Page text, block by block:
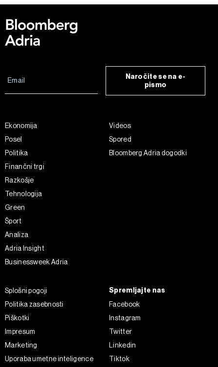
Naročite se na e-
pismo
Ekonomija
Posel
Politika
Finančni trgi
Razkošje
Tehnologija
Green
Šport
Analiza
Adria Insight
Businessweek Adria
Videos
Spored
Bloomberg Adria dogodki
Splošni pogoji
Politika zasebnosti
Piškotki
Impresum
Marketing
Uporaba umetne inteligence
Spremljajte nas
Facebook
Instagram
Twitter
Linkedin
Tiktok